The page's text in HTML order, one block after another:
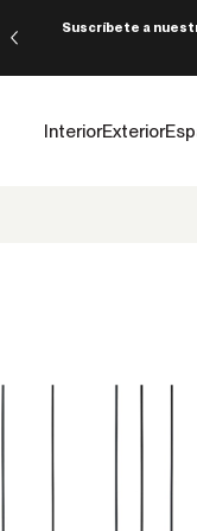
Suscríbete a
InteriorExterior